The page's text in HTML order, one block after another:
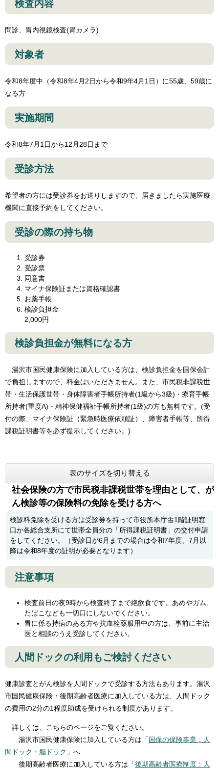
検査内容
問診、胃内視鏡検査(胃カメラ)
対象者
令和8年度中（令和8年4月2日から令和9年4月1日）に55歳、59歳に
なる方
実施期間
令和8年7月1日から12月28日まで
受診方法
希望者の方には受診券をお送りしますので、届きましたら実施医療
機関に直接予約をしてください。
受診の際の持ち物
受診券
受診票
同意書
マイナ保険証または資格確認書
お薬手帳
検診負担金
2,000円
検診負担金が無料になる方
湯沢市国民健康保険に加入している方は、検診負担金を国保会計
で負担しますので、料金はいただきません。また、市民税非課税世
帯・生活保護世帯・身体障害者手帳所持者(1級から3級)・療育手帳
所持者(重度A)・精神保健福祉手帳所持者(1級)の方も無料です。(受
付の際、マイナ保険証（緊急時医療依頼証）、障害者手帳等、所得
課税証明書等を必ず提示してください。)
表のサイズを切り替える
社会保険の方で市民税非課税世帯を理由として、が
ん検診等の保険料の免除を受ける方へ
検診料免除を受ける方は受診券を持って市役所本庁舎1階証明窓
口か各総合支所にて世帯全員分の「所得課税証明書」の交付申請
をしてください。（受診日が6月までの場合は令和7年度、7月以
降は令和8年度の証明が必要となります）
注意事項
検査前日の夜9時から検査終了まで絶飲食です。あめやガム、
たばこなども一切口にしないでください。
胃に係る持病のある方や抗血栓薬服用中の方は、事前に主治
医と相談のうえ受診してください。
人間ドックの利用もご検討ください
健康診査とがん検診を人間ドックで受診する方法もあります。湯沢
市国民健康保険・後期高齢者医療に加入している方は、人間ドック
の費用の2分の1程度助成を受けられる制度があります。
詳しくは、こちらのページをご覧ください。
湯沢市国民健康保険に加入している方は「 国保の保険事業：人
間ドック・脳ドック 」へ
後期高齢者医療に加入している方は「後期高齢者医療制度：人